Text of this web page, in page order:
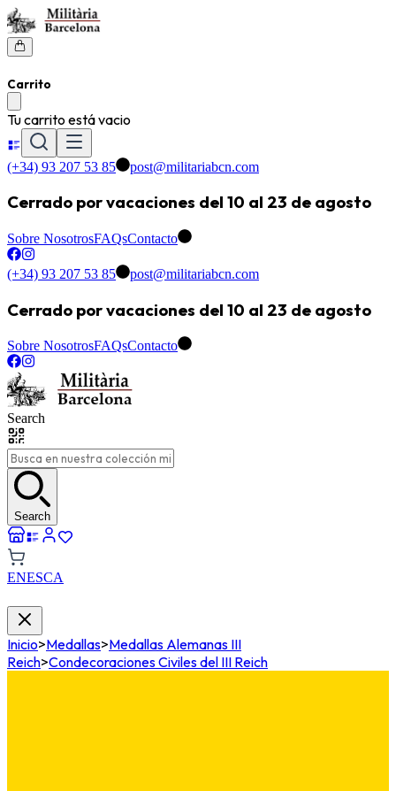
Carrito
Tu carrito está vacio
(+34) 93 207 53 85 post@militariabcn.com
Cerrado por vacaciones del 10 al 23 de agosto
Sobre NosotrosFAQsContacto
(+34) 93 207 53 85 post@militariabcn.com
Cerrado por vacaciones del 10 al 23 de agosto
Sobre NosotrosFAQsContacto
Search
Search
ENESCA
Inicio>Medallas>Medallas Alemanas III
Reich>Condecoraciones Civiles del III Reich